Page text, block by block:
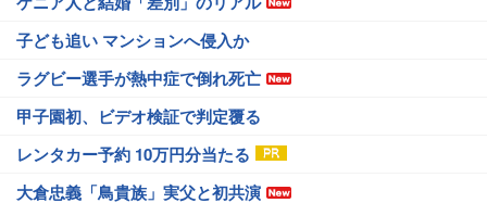
子ども追い マンションへ侵入か
ラグビー選手が熱中症で倒れ死亡
甲子園初、ビデオ検証で判定覆る
レンタカー予約 10万円分当たる
大倉忠義「鳥貴族」実父と初共演